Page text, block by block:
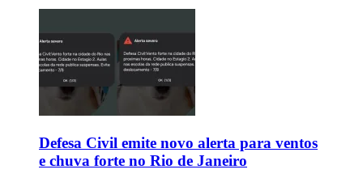
Defesa Civil emite novo alerta para ventos
e chuva forte no Rio de Janeiro